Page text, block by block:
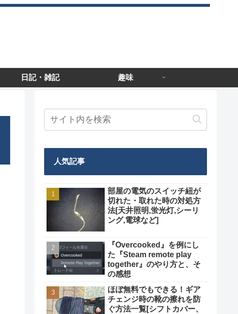
日記・雑記 趣味
人気記事
部屋の電気のスイッチ紐が
切れた・取れた時の対処方
法[天井照明,蛍光灯,シーリ
ング,電球など]
『Overcooked』を例にし
た『Steam remote play
together』のやり方と、そ
の感想
ほぼ無料でもできる！ギア
チェンジ時の靴の擦れを防
ぐ方法一覧[シフトカバー、